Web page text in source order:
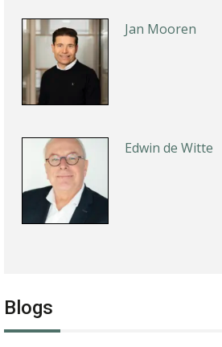
Jan Mooren
Edwin de Witte
Blogs